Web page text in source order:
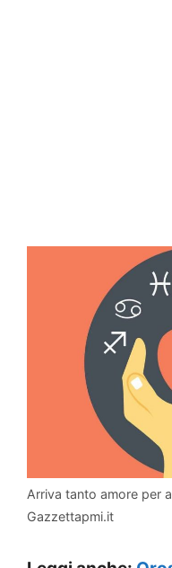
Arriva tanto amore per
Gazzettapmi.it